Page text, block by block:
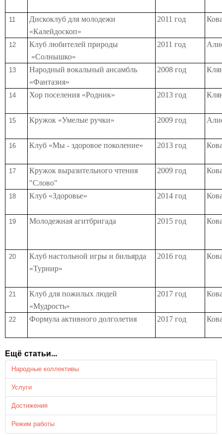
11
Дискоклуб для молодежи
«Калейдоскоп»
2011 год
12
Клуб любителей природы
«Солнышко»
2011 год
13
Народный вокальный ансамбль
«Фантазия»
2008 год
14 Хор поселения «Родник» 2013 год
15 Кружок «Умелые ручки» 2009 год
16 Клуб «Мы - здоровое поколение» 2013 год
17
Кружок выразительного чтения
"Слово"
2009 год
18 Клуб «Здоровье» 2014 год
19 Молодежная агитбригада 2015 год
20
Клуб настольной игры и бильярда
«Турнир»
2016 год
21
Клуб для пожилых людей
«Мудрость»
2017 год
22 Формула активного долголетия 2017 год
Ещё статьи...
Народные коллективы
Услуги
Достижения
Режим работы